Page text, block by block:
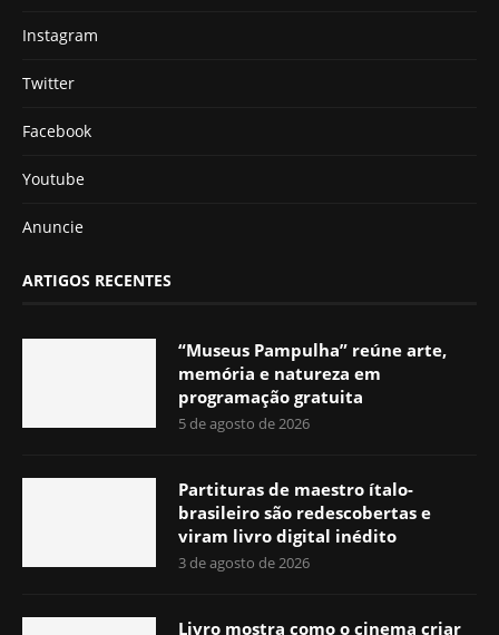
Instagram
Twitter
Facebook
Youtube
Anuncie
ARTIGOS RECENTES
“Museus Pampulha” reúne arte,
memória e natureza em
programação gratuita
5 de agosto de 2026
Partituras de maestro ítalo-
brasileiro são redescobertas e
viram livro digital inédito
3 de agosto de 2026
Livro mostra como o cinema criar